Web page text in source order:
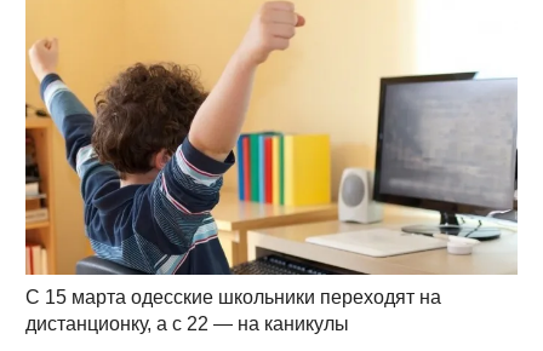
С 15 марта одесские школьники переходят на
дистанционку, а с 22 — на каникулы